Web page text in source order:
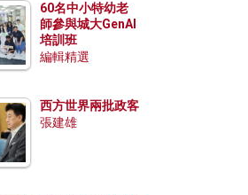
60名中小特幼老
師參與城大GenAI
培訓班
編輯精選
西方世界兩批政客
張建雄